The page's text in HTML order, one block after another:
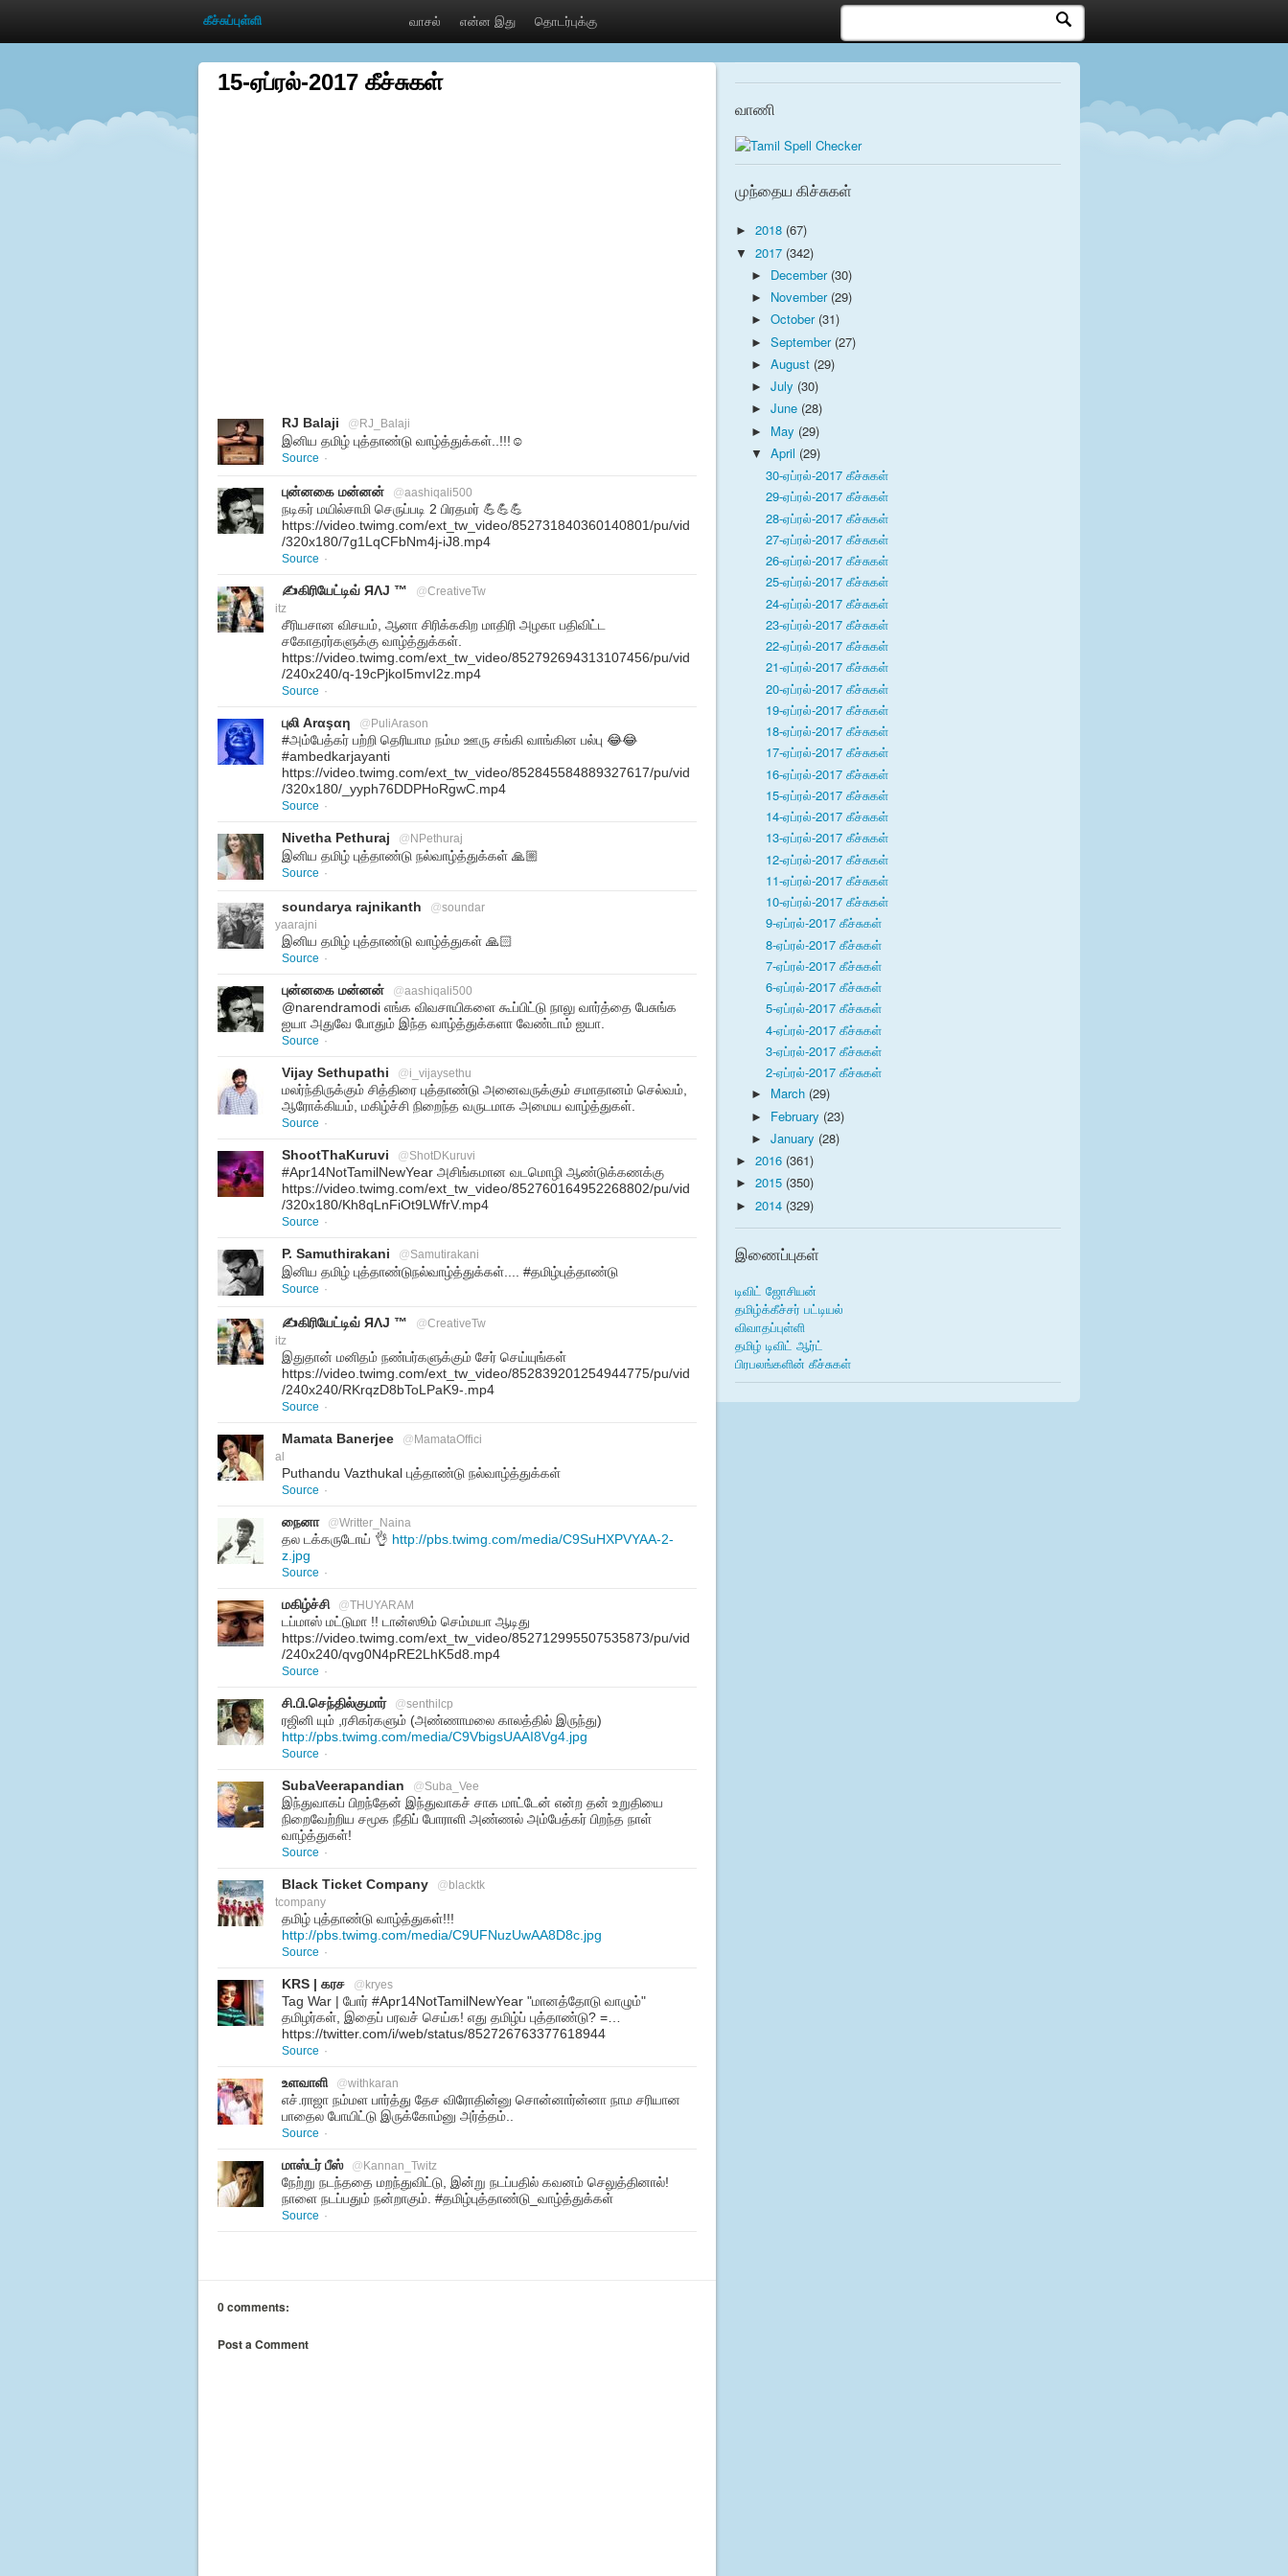
கீச்சுப்புள்ளி வாசல் என்ன இது தொடர்புக்கு
15-ஏப்ரல்-2017 கீச்சுகள்
RJ Balaji @ RJ_Balaji
இனிய தமிழ் புத்தாண்டு வாழ்த்துக்கள்..!!!☺️
Source ·
புன்னகை மன்னன் @aashiqali500
நடிகர் மயில்சாமி செருப்படி 2 பிரதமர் 💪💪💪
https://video.twimg.com/ext_tw_video/852731840360140801/pu/vid
/320x180/7g1LqCFbNm4j-iJ8.mp4
Source ·
✍கிரியேட்டிவ் ЯΛJ ™ @CreativeTw
itz
சீரியசான விசயம், ஆனா சிரிக்ககிற மாதிரி அழகா பதிவிட்ட
சகோதரர்களுக்கு வாழ்த்துக்கள்.
https://video.twimg.com/ext_tw_video/852792694313107456/pu/vid
/240x240/q-19cPjkoI5mvI2z.mp4
Source ·
புலி Arαşαη @ PuliArason
#அம்பேத்கர் பற்றி தெரியாம நம்ம ஊரு சங்கி வாங்கின பல்பு 😂😂
#ambedkarjayanti
https://video.twimg.com/ext_tw_video/852845584889327617/pu/vid
/320x180/_yyph76DDPHoRgwC.mp4
Source ·
Nivetha Pethuraj @ NPethuraj
இனிய தமிழ் புத்தாண்டு நல்வாழ்த்துக்கள் 🙏🏼
Source ·
soundarya rajnikanth @soundar
yaarajni
இனிய தமிழ் புத்தாண்டு வாழ்த்துகள் 🙏🏻
Source ·
புன்னகை மன்னன் @aashiqali500
@narendramodi எங்க விவசாயிகளை கூப்பிட்டு நாலு வார்த்தை பேசுங்க
ஐயா அதுவே போதும் இந்த வாழ்த்துக்களா வேண்டாம் ஐயா.
Source ·
Vijay Sethupathi @i_vijaysethu
மலர்ந்திருக்கும் சித்திரை புத்தாண்டு அனைவருக்கும் சமாதானம் செல்வம்,
ஆரோக்கியம், மகிழ்ச்சி நிறைந்த வருடமாக அமைய வாழ்த்துகள்.
Source ·
ShootThaKuruvi @ShotDKuruvi
#Apr14NotTamilNewYear அசிங்கமான வடமொழி ஆண்டுக்கணக்கு
https://video.twimg.com/ext_tw_video/852760164952268802/pu/vid
/320x180/Kh8qLnFiOt9LWfrV.mp4
Source ·
P. Samuthirakani @Samutirakani
இனிய தமிழ் புத்தாண்டு​நல்வாழ்த்துக்கள்.... #தமிழ்புத்தாண்டு
Source ·
✍கிரியேட்டிவ் ЯΛJ ™ @CreativeTw
itz
இதுதான் மனிதம் நண்பர்களுக்கும் சேர் செய்யுங்கள்
https://video.twimg.com/ext_tw_video/852839201254944775/pu/vid
/240x240/RKrqzD8bToLPaK9-.mp4
Source ·
Mamata Banerjee @ MamataOffici
al
Puthandu Vazthukal புத்தாண்டு நல்வாழ்த்துக்கள்
Source ·
நைனா @Writter_Naina
தல டக்கருடோய் 👌 http://pbs.twimg.com/media/C9SuHXPVYAA-2-
z.jpg
Source ·
மகிழ்ச்சி @THUYARAM
டப்மாஸ் மட்டுமா !! டான்ஸூம் செம்மயா ஆடிது
https://video.twimg.com/ext_tw_video/852712995507535873/pu/vid
/240x240/qvg0N4pRE2LhK5d8.mp4
Source ·
சி.பி.செந்தில்குமார் @senthilcp
ரஜினி யும் ,ரசிகர்களும் (அண்ணாமலை காலத்தில் இருந்து)
http://pbs.twimg.com/media/C9VbigsUAAI8Vg4.jpg
Source ·
SubaVeerapandian @Suba_Vee
இந்துவாகப் பிறந்தேன் இந்துவாகச் சாக மாட்டேன் என்ற தன் உறுதியை
நிறைவேற்றிய சமூக நீதிப் போராளி அண்ணல் அம்பேத்கர் பிறந்த நாள்
வாழ்த்துகள்!
Source ·
Black Ticket Company @ blacktk
tcompany
தமிழ் புத்தாண்டு வாழ்த்துகள்!!!
http://pbs.twimg.com/media/C9UFNuzUwAA8D8c.jpg
Source ·
KRS | கரச @ kryes
Tag War | போர் #Apr14NotTamilNewYear "மானத்தோடு வாழும்"
தமிழர்கள், இதைப் பரவச் செய்க! எது தமிழ்ப் புத்தாண்டு? =…
https://twitter.com/i/web/status/852726763377618944
Source ·
உளவாளி @withkaran
எச்.ராஜா நம்மள பார்த்து தேச விரோதின்னு சொன்னார்ன்னா நாம சரியான
பாதைல போயிட்டு இருக்கோம்னு அர்த்தம்..
Source ·
மாஸ்டர் பீஸ் @ Kannan_Twitz
நேற்று நடந்ததை மறந்துவிட்டு, இன்று நடப்பதில் கவனம் செலுத்தினால்!
நாளை நடப்பதும் நன்றாகும். #தமிழ்புத்தாண்டு_வாழ்த்துக்கள்
Source ·
0 comments:
Post a Comment
வாணி
முந்தைய கிச்சுகள்
► 2018 (67)
▼ 2017 (342)
► December (30)
► November (29)
► October (31)
► September (27)
► August (29)
► July (30)
► June (28)
► May (29)
▼ April (29)
30-ஏப்ரல்-2017 கீச்சுகள்
29-ஏப்ரல்-2017 கீச்சுகள்
28-ஏப்ரல்-2017 கீச்சுகள்
27-ஏப்ரல்-2017 கீச்சுகள்
26-ஏப்ரல்-2017 கீச்சுகள்
25-ஏப்ரல்-2017 கீச்சுகள்
24-ஏப்ரல்-2017 கீச்சுகள்
23-ஏப்ரல்-2017 கீச்சுகள்
22-ஏப்ரல்-2017 கீச்சுகள்
21-ஏப்ரல்-2017 கீச்சுகள்
20-ஏப்ரல்-2017 கீச்சுகள்
19-ஏப்ரல்-2017 கீச்சுகள்
18-ஏப்ரல்-2017 கீச்சுகள்
17-ஏப்ரல்-2017 கீச்சுகள்
16-ஏப்ரல்-2017 கீச்சுகள்
15-ஏப்ரல்-2017 கீச்சுகள்
14-ஏப்ரல்-2017 கீச்சுகள்
13-ஏப்ரல்-2017 கீச்சுகள்
12-ஏப்ரல்-2017 கீச்சுகள்
11-ஏப்ரல்-2017 கீச்சுகள்
10-ஏப்ரல்-2017 கீச்சுகள்
9-ஏப்ரல்-2017 கீச்சுகள்
8-ஏப்ரல்-2017 கீச்சுகள்
7-ஏப்ரல்-2017 கீச்சுகள்
6-ஏப்ரல்-2017 கீச்சுகள்
5-ஏப்ரல்-2017 கீச்சுகள்
4-ஏப்ரல்-2017 கீச்சுகள்
3-ஏப்ரல்-2017 கீச்சுகள்
2-ஏப்ரல்-2017 கீச்சுகள்
► March (29)
► February (23)
► January (28)
► 2016 (361)
► 2015 (350)
► 2014 (329)
இணைப்புகள்
டிவிட் ஜோசியன்
தமிழ்க்கீச்சர் பட்டியல்
விவாதப்புள்ளி
தமிழ் டிவிட் ஆர்ட்
பிரபலங்களின் கீச்சுகள்